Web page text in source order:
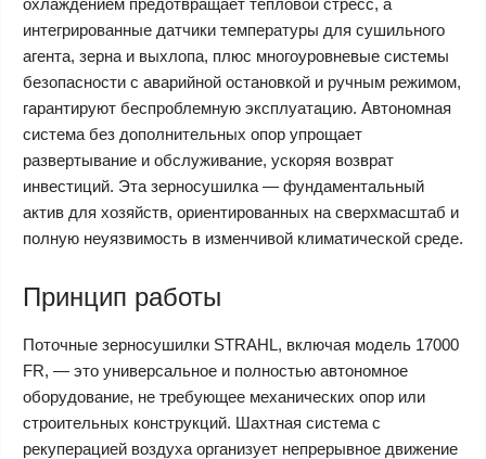
охлаждением предотвращает тепловой стресс, а
интегрированные датчики температуры для сушильного
агента, зерна и выхлопа, плюс многоуровневые системы
безопасности с аварийной остановкой и ручным режимом,
гарантируют беспроблемную эксплуатацию. Автономная
система без дополнительных опор упрощает
развертывание и обслуживание, ускоряя возврат
инвестиций. Эта зерносушилка — фундаментальный
актив для хозяйств, ориентированных на сверхмасштаб и
полную неуязвимость в изменчивой климатической среде.
Принцип работы
Поточные зерносушилки STRAHL, включая модель 17000
FR, — это универсальное и полностью автономное
оборудование, не требующее механических опор или
строительных конструкций. Шахтная система с
рекуперацией воздуха организует непрерывное движение